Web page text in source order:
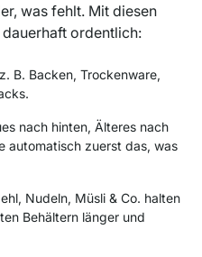
was fehlt. Mit diesen
ordentlich:
B. Backen, Trockenware,
nach hinten, Älteres nach
automatisch zuerst das, was
Nudeln, Müsli & Co. halten
Behältern länger und